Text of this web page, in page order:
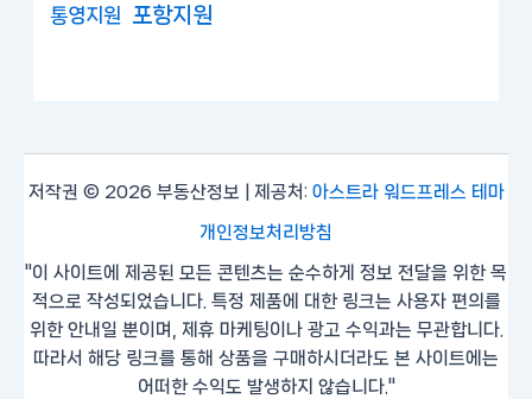
통영지원 포항지원
저작권 © 2026 부동산정보 | 제공처: 아스트라 워드프레스 테마
개인정보처리방침
"이 사이트에 제공된 모든 콘텐츠는 순수하게 정보 전달을 위한 목
적으로 작성되었습니다. 특정 제품에 대한 링크는 사용자 편의를
위한 안내일 뿐이며, 제휴 마케팅이나 광고 수익과는 무관합니다.
따라서 해당 링크를 통해 상품을 구매하시더라도 본 사이트에는
어떠한 수익도 발생하지 않습니다."